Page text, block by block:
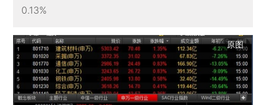
0.13%
原图